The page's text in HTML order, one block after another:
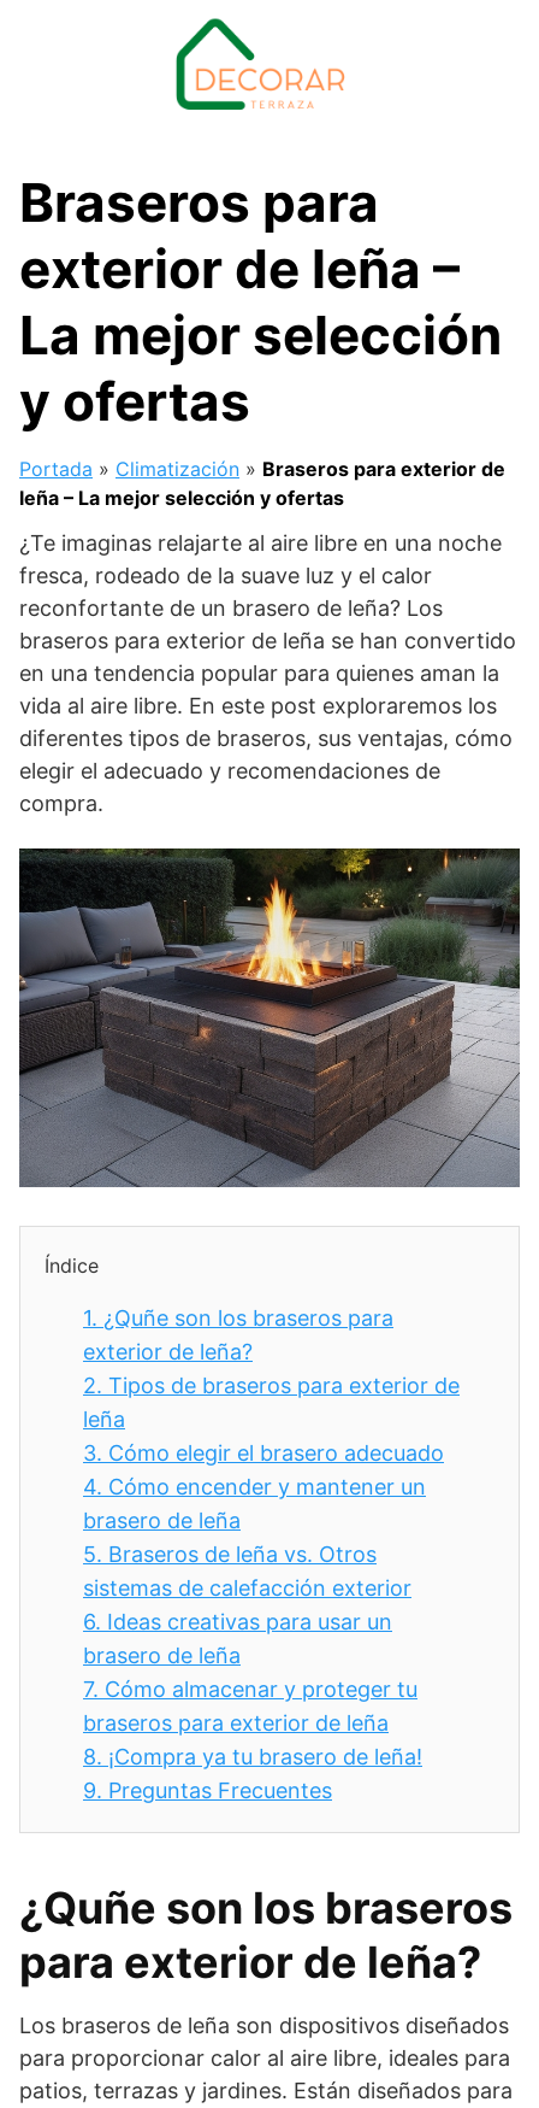
Braseros para
exterior de leña –
La mejor selección
y ofertas
Portada » Climatización » Braseros para exterior de
leña – La mejor selección y ofertas
¿Te imaginas relajarte al aire libre en una noche
fresca, rodeado de la suave luz y el calor
reconfortante de un brasero de leña? Los
braseros para exterior de leña se han convertido
en una tendencia popular para quienes aman la
vida al aire libre. En este post exploraremos los
diferentes tipos de braseros, sus ventajas, cómo
elegir el adecuado y recomendaciones de
compra.
Índice
1. ¿Quñe son los braseros para
exterior de leña?
2. Tipos de braseros para exterior de
leña
3. Cómo elegir el brasero adecuado
4. Cómo encender y mantener un
brasero de leña
5. Braseros de leña vs. Otros
sistemas de calefacción exterior
6. Ideas creativas para usar un
brasero de leña
7. Cómo almacenar y proteger tu
braseros para exterior de leña
8. ¡Compra ya tu brasero de leña!
9. Preguntas Frecuentes
¿Quñe son los braseros
para exterior de leña?
Los braseros de leña son dispositivos diseñados
para proporcionar calor al aire libre, ideales para
patios, terrazas y jardines. Están diseñados para